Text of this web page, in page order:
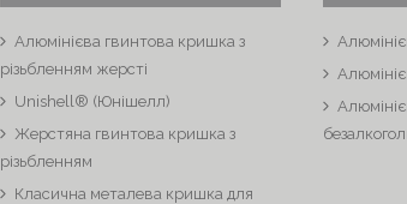
Алюмінієва гвинтова кришка з
різьбленням жерсті
Unishell® (Юнішелл)
Жерстяна гвинтова кришка з
різьбленням
Класична металева кришка для